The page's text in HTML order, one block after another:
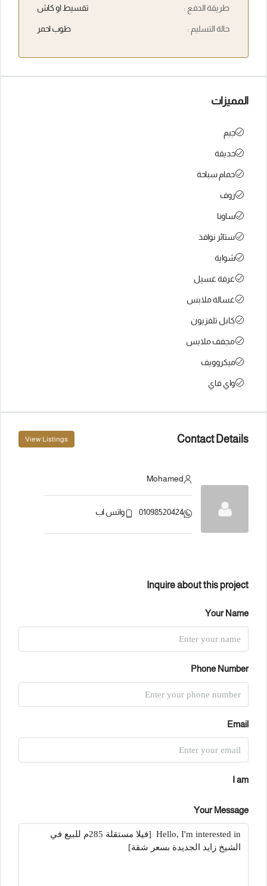
طريقة الدفع : تقسيط او كاش
حالة التسليم : طوب احمر
المميزات
جيم
حديقة
حمام سباحة
روف
ساونا
ستائر نوافذ
شواية
غرفة غسيل
غسالة ملابس
كابل تلفزيون
مجفف ملابس
ميكروويف
واي فاي
Contact Details
View Listings
Mohamed
01098520424 واتس اب
Inquire about this project
Your Name
Phone Number
Email
I am
Your Message